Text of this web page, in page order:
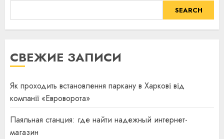
SEARCH
СВЕЖИЕ ЗАПИСИ
Як проходить встановлення паркану в Харкові від
компанії «Евроворота»
Паяльная станция: где найти надежный интернет-
магазин